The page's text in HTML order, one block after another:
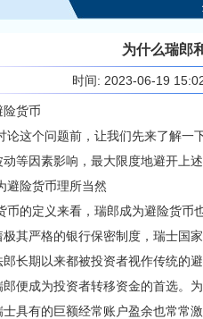
为什么瑞郎
时间: 2023-06-19
货币
个问题前，让我们先来了解一下
等因素影响，最大限度地避开上
险货币理所当然
定义来看，瑞郎成为避险货币也
其严格的银行保密制度，瑞士国
长期以来都被投资者视作传统的
郎便成为投资者转移资金的首选。
具有的巨额经常账户盈余也常常